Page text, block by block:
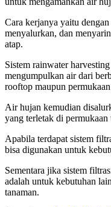
Cara kerjanya yaitu
menyalurkan, dan
atap.
Sistem rainwater
mengumpulkan air dari
rooftop maupun
Air hujan kemudian
yang terletak di permukaan
Apabila terdapat sistem
bisa digunakan untuk
Sementara jika sistem
adalah untuk kebutuhan
tanaman.